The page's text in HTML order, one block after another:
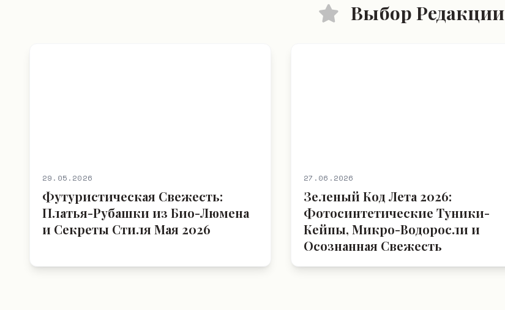
Выбор Редакции
29.05.2026
Футуристическая Свежесть:
Платья-Рубашки из Био-Люмена
и Секреты Стиля Мая 2026
27.06.2026
Зеленый Код Лета 2026:
Фотосинтетические Туники-
Кейпы, Микро-Водоросли и
Осознанная Свежесть